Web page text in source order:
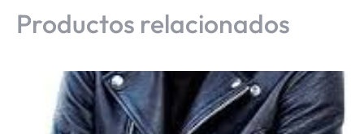
Productos relacionados